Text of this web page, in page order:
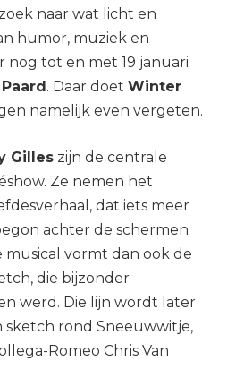
naar wat licht en
humor, muziek en
nog tot en met 19 januari
. Daar doet Winter
namelijk even vergeten.
Gilles zijn de centrale
Ze nemen het
dat iets meer
achter de schermen
musical vormt dan ook de
die bijzonder
werd. Die lijn wordt later
rond Sneeuwwitje,
Romeo Chris Van